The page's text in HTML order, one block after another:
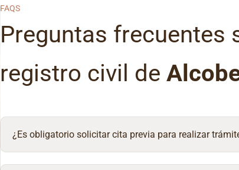
FAQS
Preguntas frecuentes
registro civil de
¿Es obligatorio solicitar cita previa para realizar